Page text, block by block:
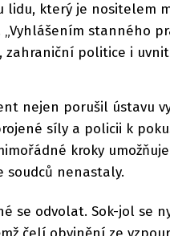
lidu, který je nositelem
stanného
zahraniční politice i
nejen porušil ústavu
síly a policii k
kroky
soudců nenastaly.
se odvolat. Sok-jol se